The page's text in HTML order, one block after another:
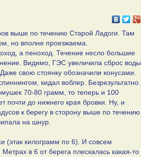
выше по течению Старой Ладоги. Там
но вполне проезжаема.
а пеноход. Течение несло большие
Видимо, ГЭС увеличила сброс воды.
свою стоянку обозначили конусами.
кидал воблер. Безрезультатно.
70-80 грамм, то теперь и 100
почти до нижнего края бровки. Ну, и
к берегу в сторону выше по течению.
на шнур.
(этак килограмм по 6). И совсем
в 6 от берега плескалась какая-то